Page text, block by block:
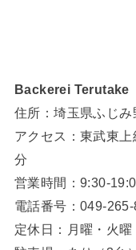
Backerei Terutake
住所：埼玉県ふじ
アクセス：東武東
分
営業時間：9:30-
電話番号：049-
定休日：月曜・火曜